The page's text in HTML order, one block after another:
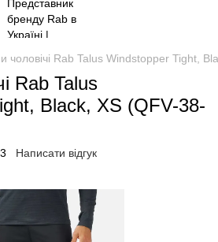
чоловічі Rab Talus Windstopper Tight,
Rab Talus
Black, XS (QFV-38-
Написати відгук